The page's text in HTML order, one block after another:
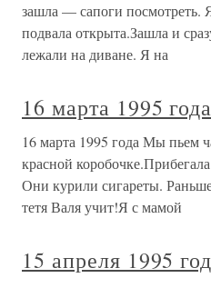
зашла — сапоги посмотреть.
подвала открыта.Зашла и
лежали на диване. Я на
16 марта 1995 года
16 марта 1995 года Мы пьем
красной
Они курили сигареты.
тетя Валя учит!Я с мамой
15 апреля 1995